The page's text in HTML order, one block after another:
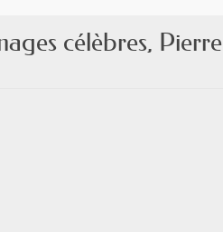
célèbres, Pierre